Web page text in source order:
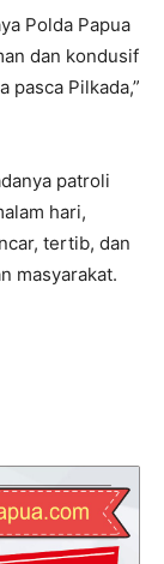
Polda Papua
dan kondusif
pasca Pilkada,”
patroli
hari,
tertib, dan
masyarakat.